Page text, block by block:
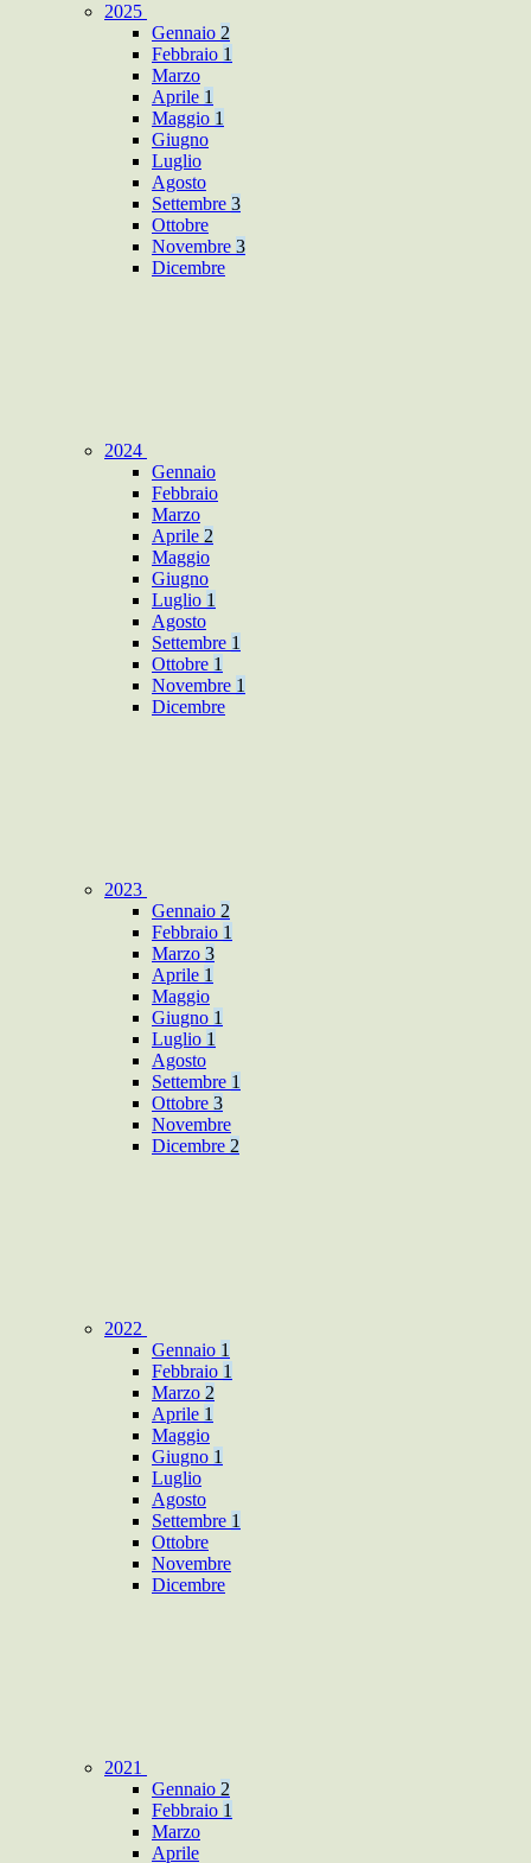
2025
Gennaio 2
Febbraio 1
Marzo
Aprile 1
Maggio 1
Giugno
Luglio
Agosto
Settembre 3
Ottobre
Novembre 3
Dicembre
2024
Gennaio
Febbraio
Marzo
Aprile 2
Maggio
Giugno
Luglio 1
Agosto
Settembre 1
Ottobre 1
Novembre 1
Dicembre
2023
Gennaio 2
Febbraio 1
Marzo 3
Aprile 1
Maggio
Giugno 1
Luglio 1
Agosto
Settembre 1
Ottobre 3
Novembre
Dicembre 2
2022
Gennaio 1
Febbraio 1
Marzo 2
Aprile 1
Maggio
Giugno 1
Luglio
Agosto
Settembre 1
Ottobre
Novembre
Dicembre
2021
Gennaio 2
Febbraio 1
Marzo
Aprile